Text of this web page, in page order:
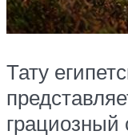
Тату
грациозный